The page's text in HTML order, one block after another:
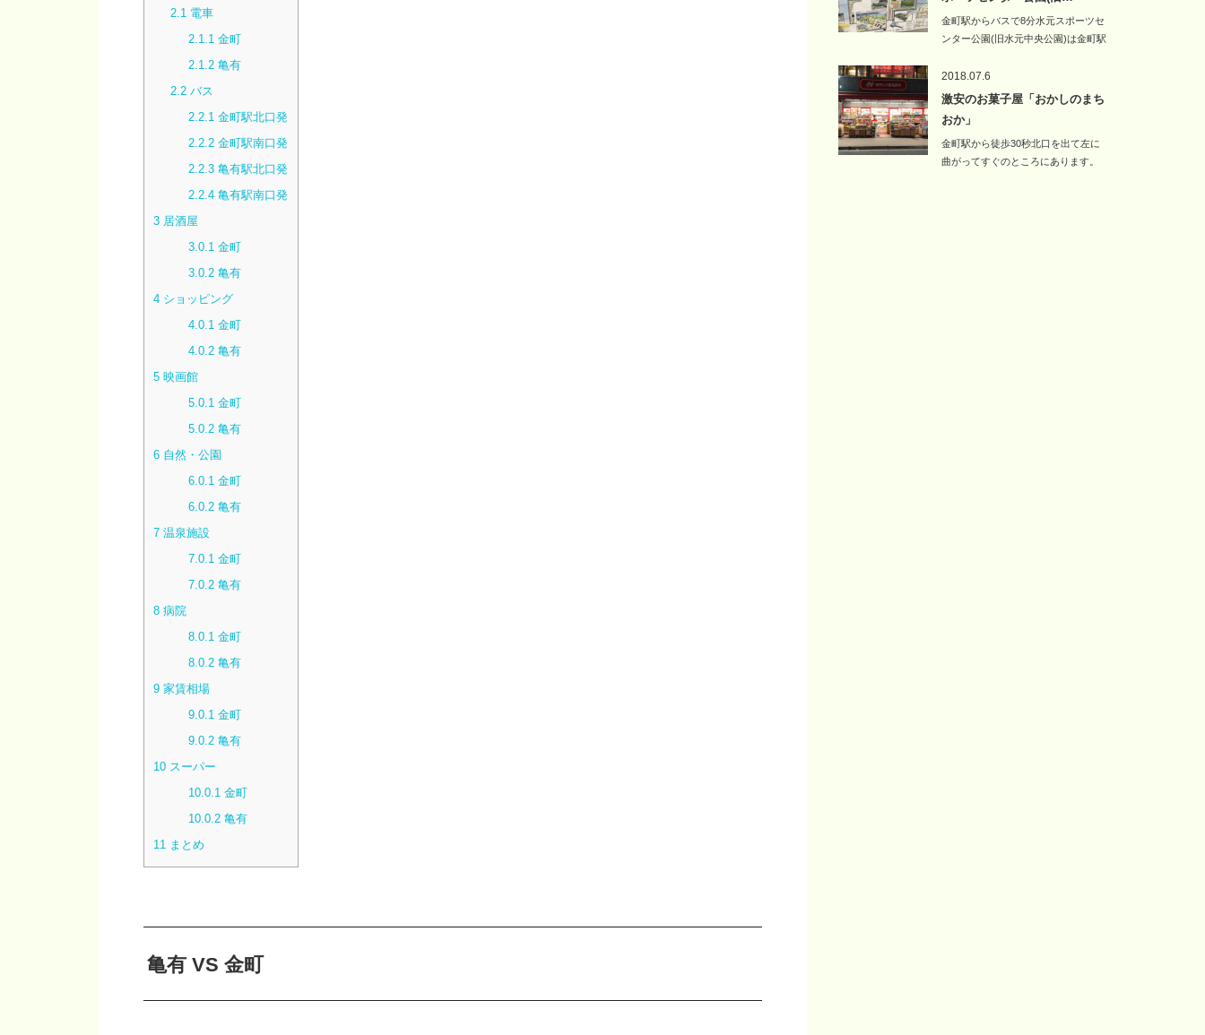
2.1 電車
2.1.1 金町
2.1.2 亀有
2.2 バス
2.2.1 金町駅北口発
2.2.2 金町駅南口発
2.2.3 亀有駅北口発
2.2.4 亀有駅南口発
3居酒屋
3.0.1 金町
3.0.2 亀有
4ショッピング
4.0.1 金町
4.0.2 亀有
5映画館
5.0.1 金町
5.0.2 亀有
6自然・公園
6.0.1 金町
6.0.2 亀有
7温泉施設
7.0.1 金町
7.0.2 亀有
8病院
8.0.1 金町
8.0.2 亀有
9家賃相場
9.0.1 金町
9.0.2 亀有
10スーパー
10.0.1 金町
10.0.2 亀有
11まとめ
亀有 VS 金町
金町駅からバスで8分水元スポーツセ
ンター公園(旧水元中央公園)は金町駅
2018.07.6
激安のお菓子屋「おかしのまち
おか」
金町駅から徒歩30秒北口を出て左に
曲がってすぐのところにあります。